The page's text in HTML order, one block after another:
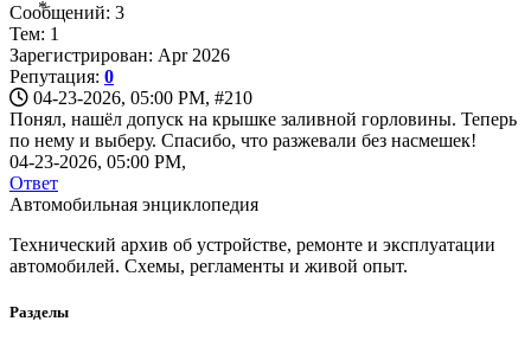
Сообщений: 3
Тем: 1
Зарегистрирован: Apr 2026
Репутация: 0
04-23-2026, 05:00 PM, #210
Понял, нашёл допуск на крышке заливной горловины. Теперь
по нему и выберу. Спасибо, что разжевали без насмешек!
04-23-2026, 05:00 PM,
Ответ
Автомобильная энциклопедия
Технический архив об устройстве, ремонте и эксплуатации
автомобилей. Схемы, регламенты и живой опыт.
Разделы